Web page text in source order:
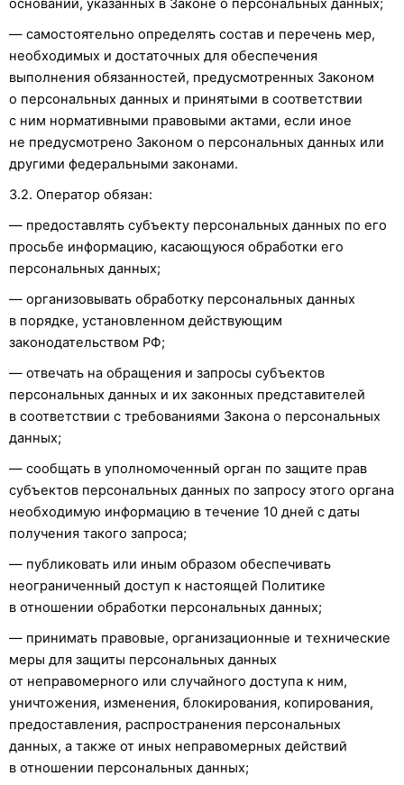
оснований, указанных в Законе о персональных данных;
— самостоятельно определять состав и перечень мер,
необходимых и достаточных для обеспечения
выполнения обязанностей, предусмотренных Законом
о персональных данных и принятыми в соответствии
с ним нормативными правовыми актами, если иное
не предусмотрено Законом о персональных данных или
другими федеральными законами.
3.2. Оператор обязан:
— предоставлять субъекту персональных данных по его
просьбе информацию, касающуюся обработки его
персональных данных;
— организовывать обработку персональных данных
в порядке, установленном действующим
законодательством РФ;
— отвечать на обращения и запросы субъектов
персональных данных и их законных представителей
в соответствии с требованиями Закона о персональных
данных;
— сообщать в уполномоченный орган по защите прав
субъектов персональных данных по запросу этого органа
необходимую информацию в течение 10 дней с даты
получения такого запроса;
— публиковать или иным образом обеспечивать
неограниченный доступ к настоящей Политике
в отношении обработки персональных данных;
— принимать правовые, организационные и технические
меры для защиты персональных данных
от неправомерного или случайного доступа к ним,
уничтожения, изменения, блокирования, копирования,
предоставления, распространения персональных
данных, а также от иных неправомерных действий
в отношении персональных данных;